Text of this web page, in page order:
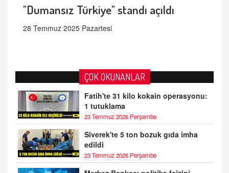
"Dumansız Türkiye" standı açıldı
28 Temmuz 2025 Pazartesi
ÇOK OKUNANLAR
Fatih'te 31 kilo kokain operasyonu:
1 tutuklama
23 Temmuz 2026 Perşembe
Siverek'te 5 ton bozuk gıda imha
edildi
23 Temmuz 2026 Perşembe